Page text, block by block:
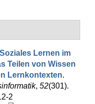
Soziales Lernen im
Teilen von Wissen
Lernkontexten.
, 52(301).
2